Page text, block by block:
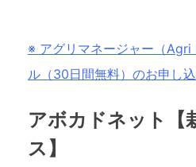
※ アグリマネージャー（
ル（30日間無料）のお申し
アボカドネット【
ス】